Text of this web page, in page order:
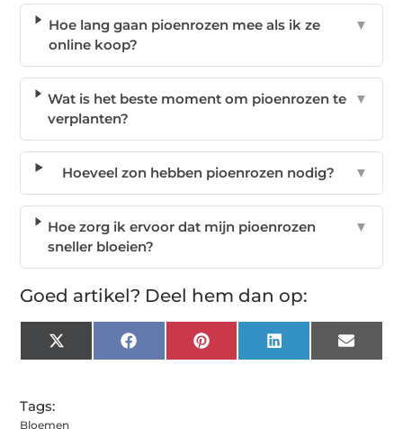
Hoe lang gaan pioenrozen mee als ik ze
online koop?
▼
Wat is het beste moment om pioenrozen te
verplanten?
▼
Hoeveel zon hebben pioenrozen nodig? ▼
Hoe zorg ik ervoor dat mijn pioenrozen
sneller bloeien?
▼
Goed artikel? Deel hem dan op:
X
(Twitter)
Facebook Pinterest LinkedIn Email
Tags:
Bloemen